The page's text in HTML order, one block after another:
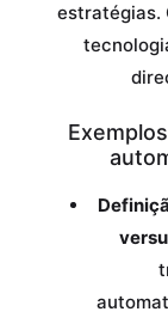
estratégias.